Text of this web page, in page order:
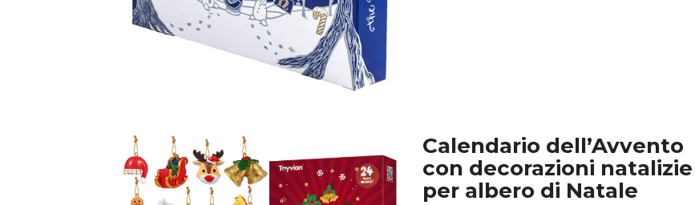
Calendario dell’Avvento
con decorazioni natalizie
per albero di Natale